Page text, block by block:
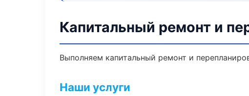
Капитальный ремонт и
Выполняем капитальный ремонт и
Наши услуги